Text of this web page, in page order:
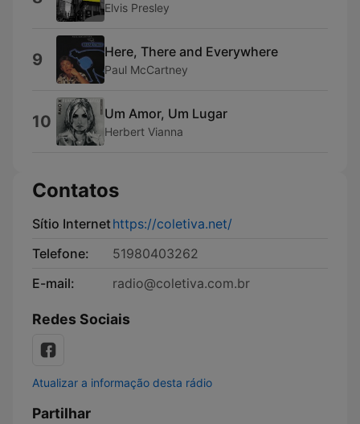
Elvis Presley
9 Here, There and Everywhere
Paul McCartney
10 Um Amor, Um Lugar
Herbert Vianna
Contatos
Sítio Internethttps://coletiva.net/
Telefone:
51980403262
E-mail:
radio@coletiva.com.br
Redes Sociais
Atualizar a informação desta rádio
Partilhar